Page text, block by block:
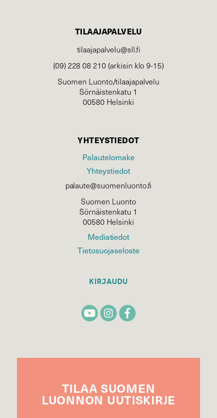
TILAAJAPALVELU
tilaajapalvelu@sll.fi
(09) 228 08 210 (arkisin klo 9-15)
Suomen Luonto/tilaajapalvelu
Sörnäistenkatu 1
00580 Helsinki
YHTEYSTIEDOT
Palautelomake
Yhteystiedot
palaute@suomenluonto.fi
Suomen Luonto
Sörnäistenkatu 1
00580 Helsinki
Mediatiedot
Tietosuojaseloste
KIRJAUDU
TILAA SUOMEN
LUONNON UUTIS­KIRJE